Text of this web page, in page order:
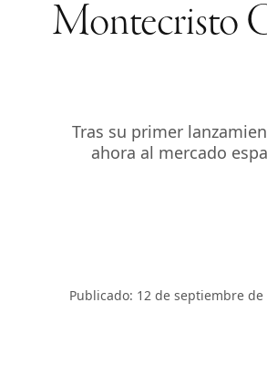
Montecristo
Tras su primer
ahora al mercado
Publicado: 12 de septiembre